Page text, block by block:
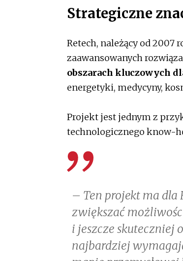
Strategiczne
Retech, należący od 2007
zaawansowanych
obszarach kluczowych
energetyki, medycyny,
Projekt jest jednym z
technologicznego know-
– Ten projekt ma dla
zwiększać
i jeszcze skuteczniej
najbardziej